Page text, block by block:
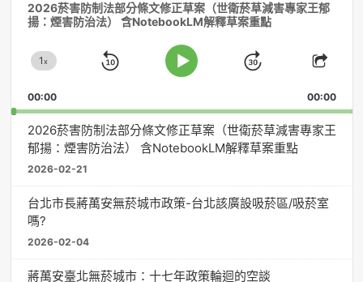
2026菸害防制法部分條文修正草案（世衛菸草減害專家王郁
揚：煙害防治法） 含NotebookLM解釋草案重點
Change
Rate
1x
Skip
Play
Jump
Forward
Share
00:00 00:00
2026菸害防制法部分條文修正草案（世衛菸草減害專家王
郁揚：煙害防治法） 含NotebookLM解釋草案重點
2026-02-21
台北市長蔣萬安無菸城市政策-台北該廣設吸菸區/吸菸室
嗎?
2026-02-04
蔣萬安臺北無菸城市：十七年政策輪迴的空談